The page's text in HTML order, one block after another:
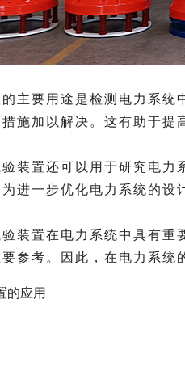
要用途是检测电力系统
施加以解决。这有助于提
置还可以用于研究电力
进一步优化电力系统的设
置在电力系统中具有重
参考。因此，在电力系统
的应用